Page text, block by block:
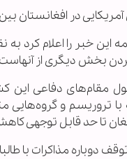
بین ۱۲۰۰۰ تا ۱۳۰۰۰ نفر است.
خبر را اعلام کرد به
بخش دیگری از
مقام‌های دفاعی این
با تروریسم و
تا حد قابل توجهی
دوباره مذاکرات با